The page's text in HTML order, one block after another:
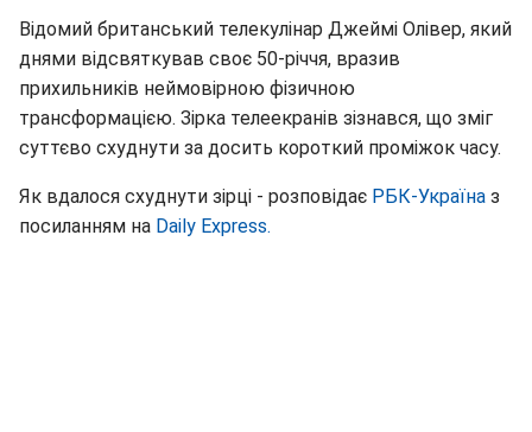
Відомий британський телекулінар Джеймі Олівер, який
днями відсвяткував своє 50-річчя, вразив
прихильників неймовірною фізичною
трансформацією. Зірка телеекранів зізнався, що зміг
суттєво схуднути за досить короткий проміжок часу.
Як вдалося схуднути зірці - розповідає РБК-Україна з
посиланням на Daily Express.